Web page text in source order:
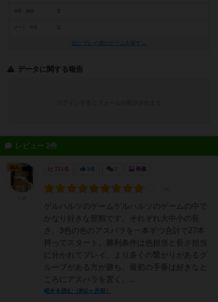
0
アート・外見 0
似たプレイ感のゲームを探す→
データに関する報告
レビュー 2件
211名 2名 画像
ゲルハルツのゲームゲルハルツのゲームの中で
かなり好きな部類です。それぞれ大中小の長
さ、3色の色のアスパラを一本ずつ合計で27本
持ってスタート。勝利条件は色担当と長さ担当
に分かれてプレイ、より多くの繋がりがあるグ
ループがある方が勝ち。最初の手番は好きなと
ころにアスパラを置く。...
続きを読む（約2ヶ月前）
仙人